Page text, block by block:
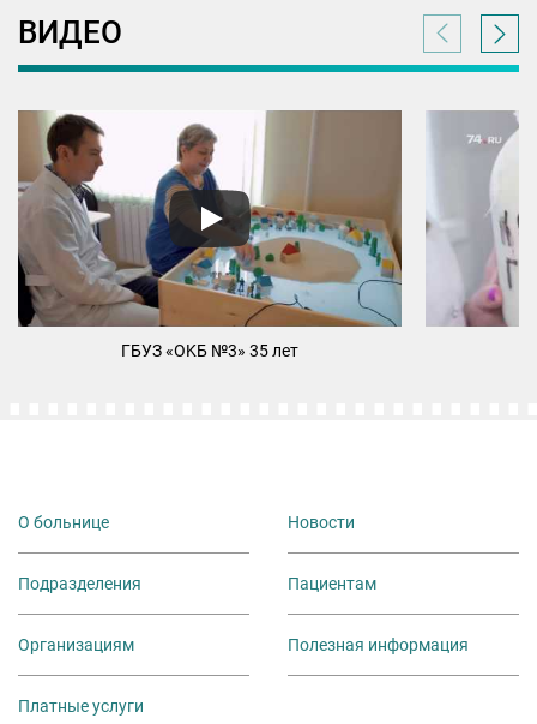
ВИДЕО
ГБУЗ «ОKБ №3» 35 лет
О больнице Новости
Подразделения Пациентам
Организациям Полезная информация
Платные услуги